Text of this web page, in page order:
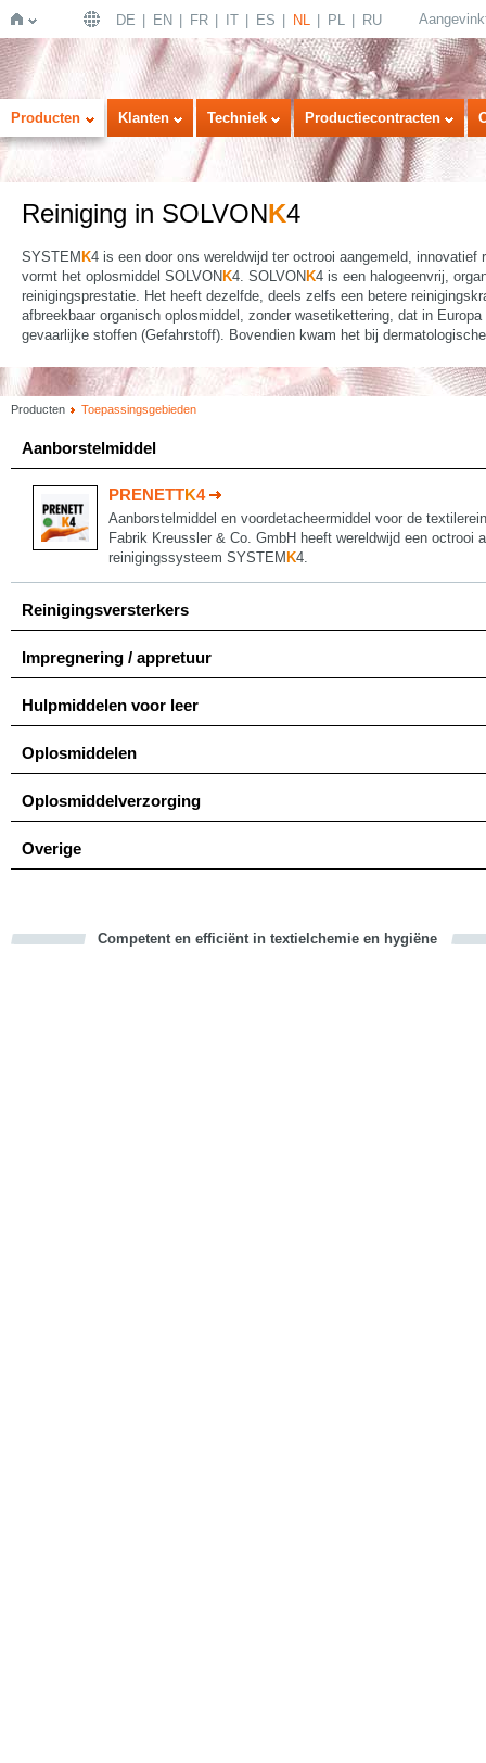
Home
DE EN FR IT ES NL PL RU
Producten Klanten Techniek Productiecontracten
Reiniging in SOLVONK4
SYSTEM K4 is een door ons wereldwijd ter octrooi aangemeld,
vormt het oplosmiddel SOLVON K4. SOLVON K4 is een halogeenvrij,
reinigingsprestatie. Het heeft dezelfde, deels zelfs een betere
afbreekbaar organisch oplosmiddel, zonder wasetikettering, dat in
gevaarlijke stoffen (Gefahrstoff). Bovendien kwam het bij
Producten Toepassingsgebieden
Aanborstelmiddel
PRENETTK4
Aanborstelmiddel en voordetacheermiddel voor de
Fabrik Kreussler & Co. GmbH heeft wereldwijd een octrooi
reinigingssysteem SYSTEM K4.
Reinigingsversterkers
Impregnering / appretuur
Hulpmiddelen voor leer
Oplosmiddelen
Oplosmiddelverzorging
Overige
Competent en efficiënt in textielchemie en hygiëne